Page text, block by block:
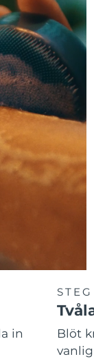
in
Blöt